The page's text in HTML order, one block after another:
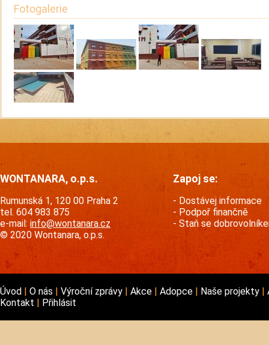
Fotogalerie
WONTANARA, o.p.s.
Rumunská 1, 120 00 Praha 2
tel. 604 983 875
e-mail: info@wontanara.cz
© 2020 Wontanara, o.p.s.
Zapoj se:
Dostávej informace
Podpoř finančně
Staň se
Úvod O nás Výroční zprávy Akce Adopce Naše projekty
Kontakt
Přihlásit